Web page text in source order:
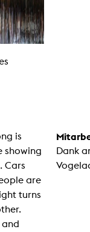
is
showing
Cars
are
turns
Dank